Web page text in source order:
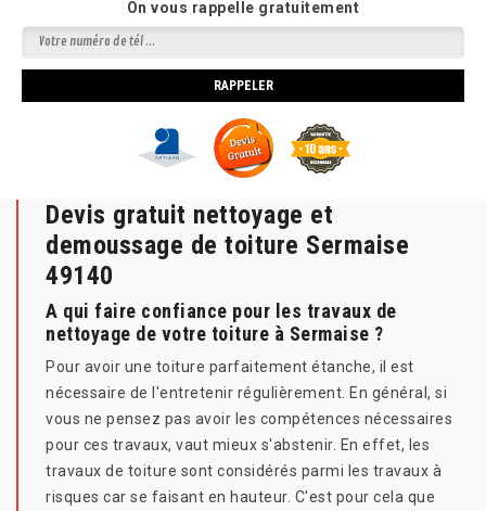
On vous rappelle gratuitement
Devis gratuit nettoyage et
demoussage de toiture Sermaise
49140
A qui faire confiance pour les travaux de
nettoyage de votre toiture à Sermaise ?
Pour avoir une toiture parfaitement étanche, il est
nécessaire de l'entretenir régulièrement. En général, si
vous ne pensez pas avoir les compétences nécessaires
pour ces travaux, vaut mieux s'abstenir. En effet, les
travaux de toiture sont considérés parmi les travaux à
risques car se faisant en hauteur. C'est pour cela que